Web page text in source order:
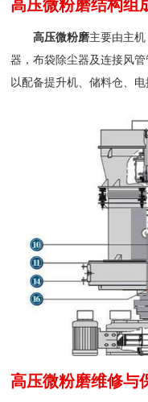
高压微粉磨结构组
高压微粉磨主要由主
器，布袋除尘器及连接风
以配备提升机、储料仓、
高压微粉磨维修与